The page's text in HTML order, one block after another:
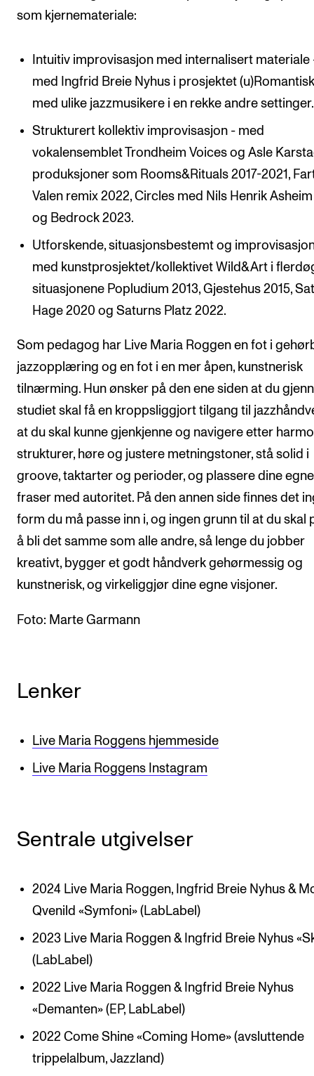
som kjernemateriale:
Intuitiv improvisasjon med internalisert materiale
med Ingfrid Breie Nyhus i prosjektet
med ulike jazzmusikere i en rekke andre settinger.
Strukturert kollektiv improvisasjon - med
vokalensemblet Trondheim Voices og Asle
produksjoner som Rooms&Rituals 2017-2021,
Valen remix 2022, Circles med Nils Henrik
og Bedrock 2023.
Utforskende, situasjonsbestemt og
med kunstprosjektet/kollektivet Wild&Art i
situasjonene Popludium 2013, Gjestehus 2015,
Hage 2020 og Saturns Platz 2022.
Som pedagog har Live Maria Roggen en fot i
jazzopplæring og en fot i en mer åpen, kunstnerisk
tilnærming. Hun ønsker på den ene siden at du
studiet skal få en kroppsliggjort tilgang til
at du skal kunne gjenkjenne og navigere etter
strukturer, høre og justere metningstoner, stå solid i
groove, taktarter og perioder, og plassere dine egne
fraser med autoritet. På den annen side finnes det
form du må passe inn i, og ingen grunn til at du skal
å bli det samme som alle andre, så lenge du jobber
kreativt, bygger et godt håndverk gehørmessig og
kunstnerisk, og virkeliggjør dine egne visjoner.
Foto: Marte Garmann
Lenker
Live Maria Roggens hjemmeside
Live Maria Roggens Instagram
Sentrale utgivelser
2024 Live Maria Roggen, Ingfrid Breie Nyhus &
Qvenild «Symfoni» (LabLabel)
2023 Live Maria Roggen & Ingfrid Breie Nyhus
(LabLabel)
2022 Live Maria Roggen & Ingfrid Breie Nyhus
«Demanten» (EP, LabLabel)
2022 Come Shine «Coming Home» (avsluttende
trippelalbum, Jazzland)